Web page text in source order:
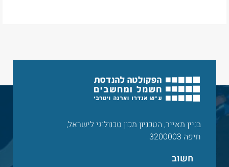
בניין מאייר, הטכניון מכון טכנולוגי לישראל,
חיפה 3200003
חשוב